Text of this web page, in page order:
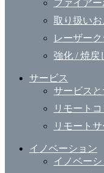
ファイア
取り扱い
レーザー
強化 / 焼戻
サービス
サービスと
リモート
リモートサ
イノベーション
イノベー